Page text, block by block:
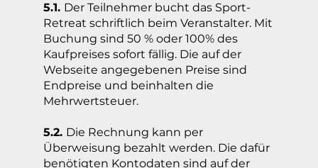
5.1. Der Teilnehmer bucht das Sport-
Retreat schriftlich beim Veranstalter. Mit
Buchung sind 50 % oder 100% des
Kaufpreises sofort fällig. Die auf der
Webseite angegebenen Preise sind
Endpreise und beinhalten die
Mehrwertsteuer.
5.2. Die Rechnung kann per
Überweisung bezahlt werden. Die dafür
benötigten Kontodaten sind auf der